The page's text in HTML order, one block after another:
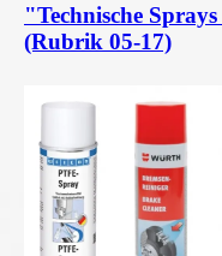
"Technische
(Rubrik 05-17)